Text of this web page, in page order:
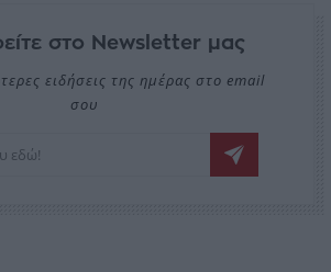
στο Newsletter μας
ειδήσεις της ημέρας στο email
σου